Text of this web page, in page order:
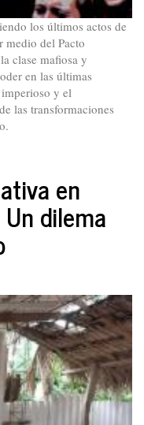
los últimos actos de
medio del Pacto
clase mafiosa y
en las últimas
y el
las transformaciones
en
dilema